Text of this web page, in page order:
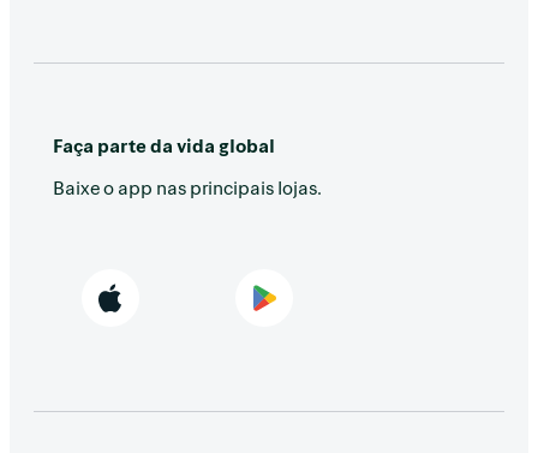
Faça parte da vida global
Baixe o app nas principais lojas.